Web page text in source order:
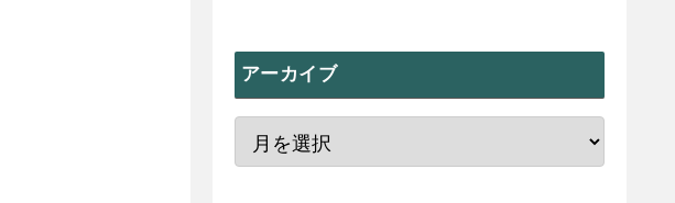
アーカイブ